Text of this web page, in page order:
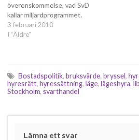
överenskommelse, vad SvD
kallar miljardprogrammet.
Det intressantaste målet i
den är antagligen det att
vara hyresrätter. Varför det
bör vara så är oklart,
speciellt som många av de
3 februari 2010
I ”Äldre”
Bostadspolitik, bruksvärde, bryssel,
hyresrätt, hyressättning, läge, lägeshyra,
Stockholm, svarthandel
Lämna ett svar